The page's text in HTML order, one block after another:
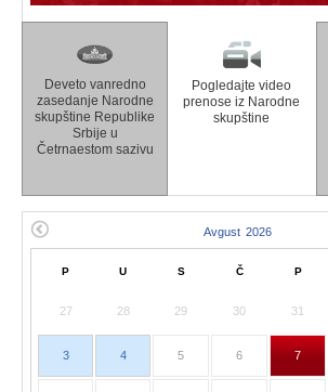
Deveto vanredno
zasedanje Narodne
skupštine Republike
Srbije u
Četrnaestom sazivu
Pogledajte video
prenose iz Narodne
skupštine
P U S Č P
27 28 29 30 31
3 4 5 6 7